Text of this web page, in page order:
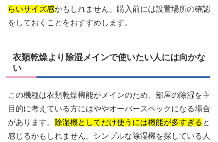
らいサイズ感かもしれません。購入前には設置場所の確認
をしておくことをおすすめします。
衣類乾燥より除湿メインで使いたい人には向かな
い
この機種は衣類乾燥機能がメインのため、部屋の除湿を主
目的に考えている方にはややオーバースペックになる場合
があります。
除湿機としてだけ使うには機能が多すぎる と
感じるかもしれません。シンプルな除湿機を探している人